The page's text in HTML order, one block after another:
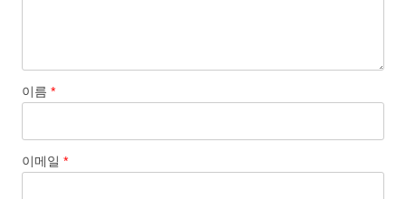
이름 *
이메일 *